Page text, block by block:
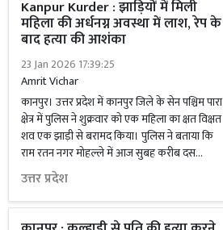
Kanpur Kurder : झाड़ियों में मिली
महिला की अर्धनग्न अवस्था में लाश, रेप के
बाद हत्या की आशंका
23 Jan 2026 17:39:25
Amrit Vichar
कानपुर। उत्तर प्रदेश में कानपुर जिले के सेन पश्चिम पारा
क्षेत्र में पुलिस ने शुक्रवार को एक महिला का क्षत विक्षत
शव एक झाड़ी से बरामद किया। पुलिस ने बताया कि
राम रतन नगर मोहल्ले में आज सुबह करीब दस...
उत्तर प्रदेश